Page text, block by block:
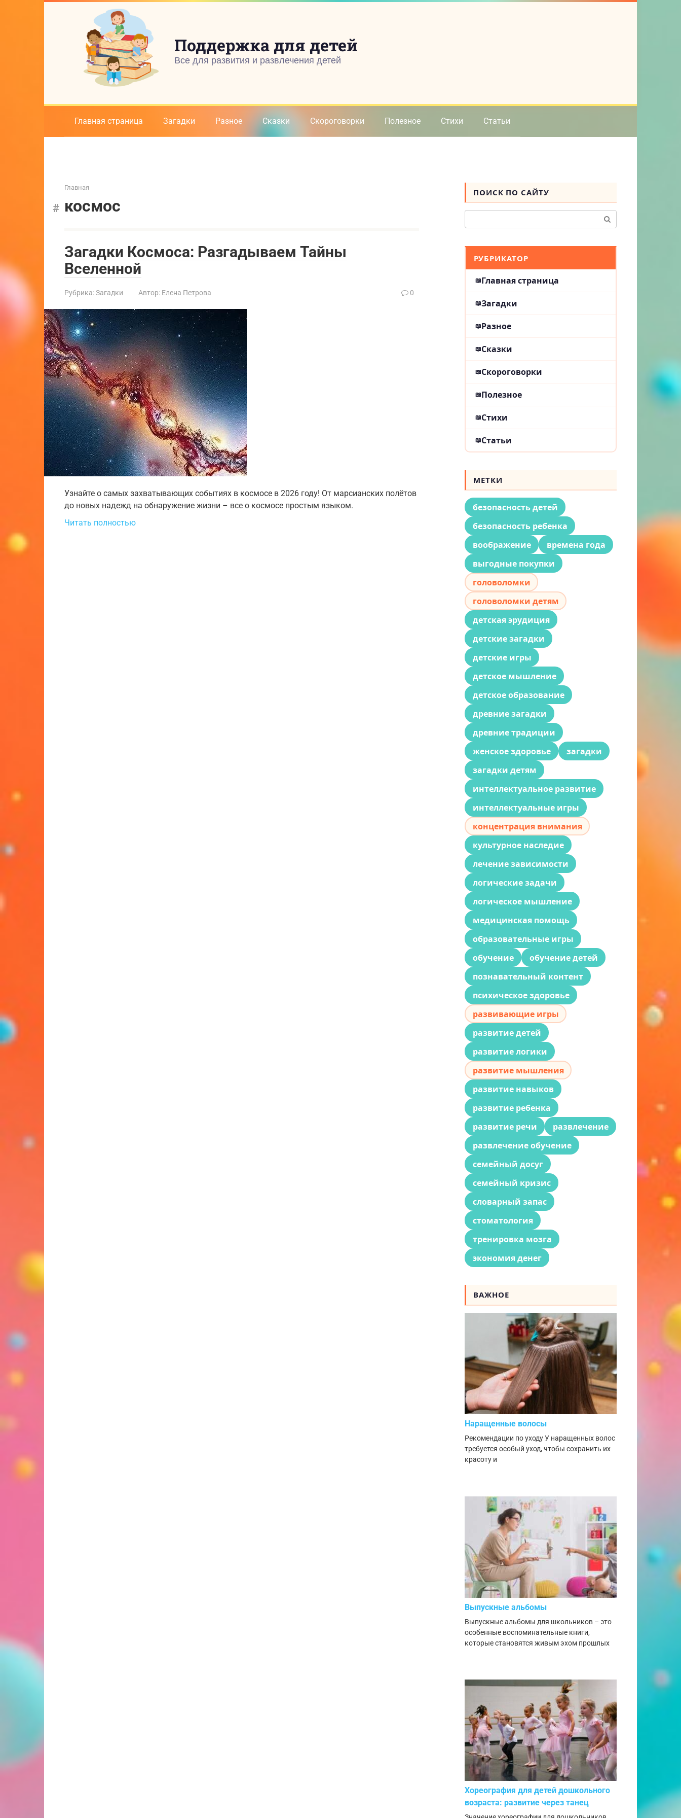
Поддержка для детей
Все для развития и развлечения детей
Главная страница Загадки Разное Сказки Скороговорки Полезное Стихи Статьи
Главная
космос
Загадки Космоса: Разгадываем Тайны
Вселенной
Рубрика:Загадки Автор: Елена Петрова 0
Узнайте о самых захватывающих событиях в космосе в 2026 году! От марсианских полётов
до новых надежд на обнаружение жизни – все о космосе простым языком.
Читать полностью
ПОИСК ПО САЙТУ
РУБРИКАТОР
Главная страница
Загадки
Разное
Сказки
Скороговорки
Полезное
Стихи
Статьи
МЕТКИ
безопасность детей
безопасность ребенка
воображение
времена года
выгодные покупки
головоломки
головоломки детям
детская эрудиция
детские загадки
детские игры
детское мышление
детское образование
древние загадки
древние традиции
женское здоровье
загадки
загадки детям
интеллектуальное развитие
интеллектуальные игры
концентрация внимания
культурное наследие
лечение зависимости
логические задачи
логическое мышление
медицинская помощь
образовательные игры
обучение
обучение детей
познавательный контент
психическое здоровье
развивающие игры
развитие детей
развитие логики
развитие мышления
развитие навыков
развитие ребенка
развитие речи
развлечение
развлечение обучение
семейный досуг
семейный кризис
словарный запас
стоматология
тренировка мозга
экономия денег
ВАЖНОЕ
Наращенные волосы
Рекомендации по уходу У наращенных волос
требуется особый уход, чтобы сохранить их
красоту и
Выпускные альбомы
Выпускные альбомы для школьников – это
особенные воспоминательные книги,
которые становятся живым эхом прошлых
Хореография для детей дошкольного
возраста: развитие через танец